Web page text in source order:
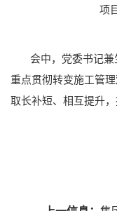
项
会中，党委书记兼
重点贯彻转变施工管
取长补短、相互提升，